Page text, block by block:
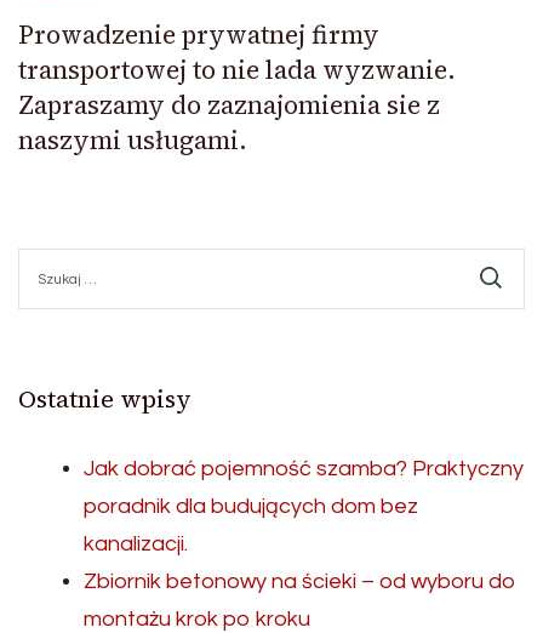
Prowadzenie prywatnej firmy
transportowej to nie lada wyzwanie.
Zapraszamy do zaznajomienia sie z
naszymi usługami.
Ostatnie wpisy
Jak dobrać pojemność szamba? Praktyczny
poradnik dla budujących dom bez
kanalizacji.
Zbiornik betonowy na ścieki – od wyboru do
montażu krok po kroku